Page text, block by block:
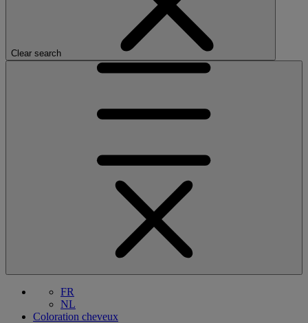
Clear search
FR
NL
Coloration cheveux